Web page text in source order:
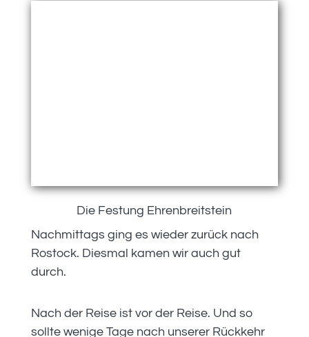
Die Festung Ehrenbreitstein
Nachmittags ging es wieder zurück nach
Rostock. Diesmal kamen wir auch gut
durch.
Nach der Reise ist vor der Reise. Und so
sollte wenige Tage nach unserer Rückkehr